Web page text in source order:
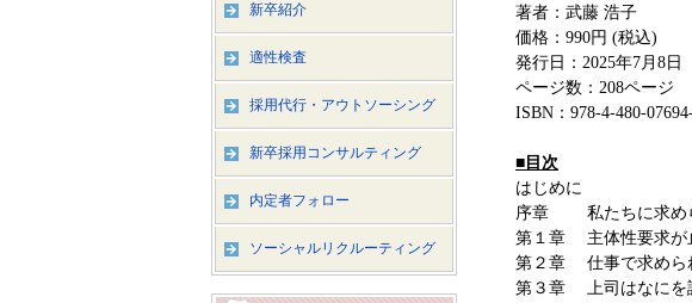
著者：武藤 浩子
価格：990円 (税込)
発行日：2025年7月8日
ページ数：208ページ
ISBN：978-4-480-
■目次
はじめに
序章 私たちに求め
第１章 主体性要求が
第２章 仕事で求めら
第３章 上司はなにを
新卒紹介
適性検査
採用代行・アウトソーシング
新卒採用コンサルティング
内定者フォロー
ソーシャルリクルーティング